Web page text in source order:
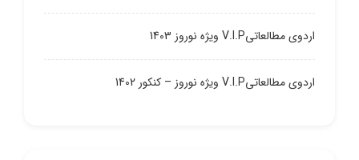
اردوی مطالعاتیV.I.P ویژه نوروز 1403
اردوی مطالعاتیV.I.P ویژه نوروز – کنکور 1402